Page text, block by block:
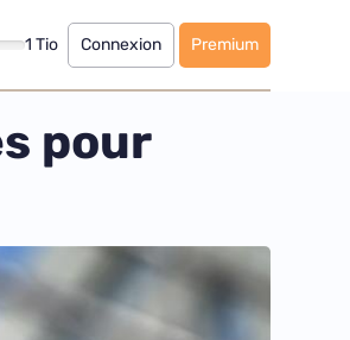
1 Tio Connexion Premium
pour